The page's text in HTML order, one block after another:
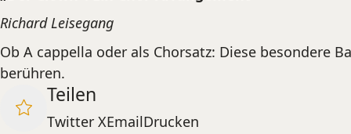
Richard Leisegang
Ob A cappella oder als Chorsatz: Diese besondere
berühren.
Teilen
Twitter XEmailDrucken